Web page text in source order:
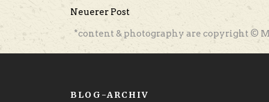
Neuerer Post
*content & photography are copyright ©
BLOG-ARCHIV